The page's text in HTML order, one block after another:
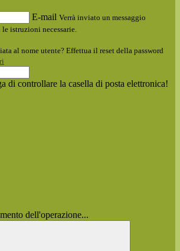
E-mail Verrà inviato un messaggio
istruzioni necessarie.
al nome utente? Effettua il reset della password
di controllare la casella di posta elettronica!
dell'operazione...